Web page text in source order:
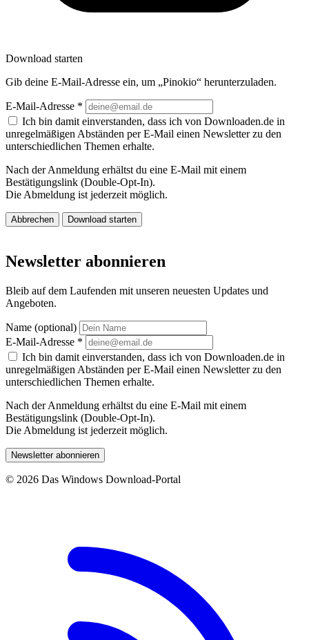
Download starten
Gib deine E-Mail-Adresse ein, um „Pinokio“ herunterzuladen.
E-Mail-Adresse *
Ich bin damit einverstanden, dass ich von Downloaden.de in
unregelmäßigen Abständen per E-Mail einen Newsletter zu den
unterschiedlichen Themen erhalte.
Nach der Anmeldung erhältst du eine E-Mail mit einem
Bestätigungslink (Double-Opt-In).
Die Abmeldung ist jederzeit möglich.
Abbrechen Download starten
Newsletter abonnieren
Bleib auf dem Laufenden mit unseren neuesten Updates und
Angeboten.
Name (optional)
E-Mail-Adresse *
Ich bin damit einverstanden, dass ich von Downloaden.de in
unregelmäßigen Abständen per E-Mail einen Newsletter zu den
unterschiedlichen Themen erhalte.
Nach der Anmeldung erhältst du eine E-Mail mit einem
Bestätigungslink (Double-Opt-In).
Die Abmeldung ist jederzeit möglich.
Newsletter abonnieren
© 2026 Das Windows Download-Portal